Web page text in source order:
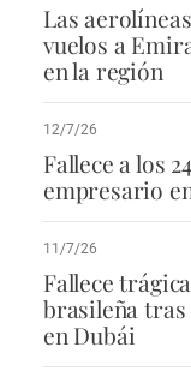
Las
vuelos a
en la región
12/7/26
Fallece a los
empresario
11/7/26
Fallece
brasileña tras
en Dubái